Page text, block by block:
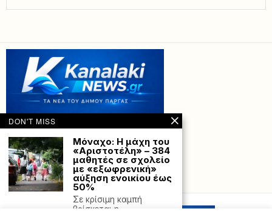
Powered with by Hostville”)
DON'T MISS
Μόναχο: Η μάχη του
«Αριστοτέλη» – 384
μαθητές σε σχολείο
με «εξωφρενική»
αύξηση ενοικίου έως
50%
Σε κρίσιμη καμπή
βρίσκεται η